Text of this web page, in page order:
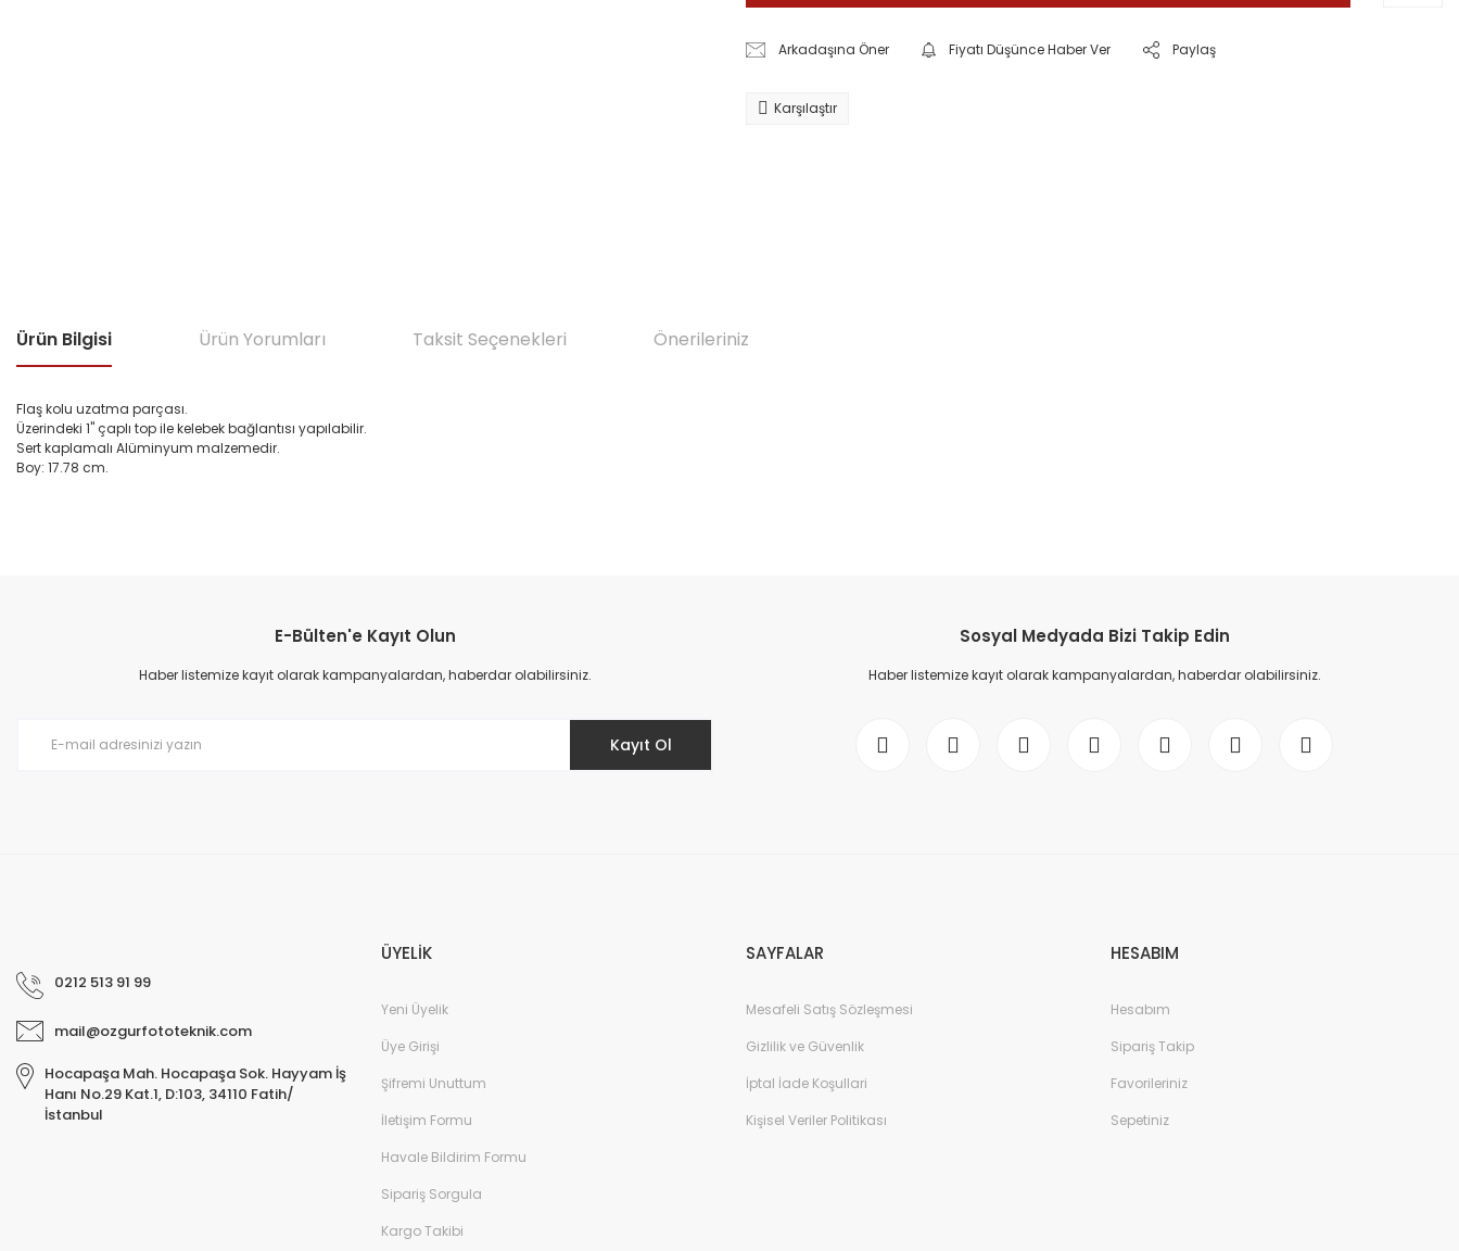
Arkadaşına Öner Fiyatı Düşünce Haber Ver Paylaş
Karşılaştır
Ürün Bilgisi Ürün Yorumları Taksit Seçenekleri Önerileriniz
Flaş kolu uzatma parçası.
Üzerindeki 1" çaplı top ile kelebek bağlantısı yapılabilir.
Sert kaplamalı Alüminyum malzemedir.
Boy: 17.78 cm.
Ürün resmi kalitesiz, bozuk veya görüntülenemiyor.
Ürün açıklamasında eksik bilgiler bulunuyor.
E-Bülten'e Kayıt Olun
Haber listemize kayıt olarak kampanyalardan, haberdar olabilirsiniz.
Kayıt Ol
Sosyal Medyada Bizi Takip Edin
Haber listemize kayıt olarak kampanyalardan, haberdar olabilirsiniz.
0212 513 91 99
mail@ozgurfototeknik.com
Hocapaşa Mah. Hocapaşa Sok. Hayyam İş
Hanı No.29 Kat.1, D:103, 34110 Fatih/
İstanbul
ÜYELİK
Yeni Üyelik
Üye Girişi
Şifremi Unuttum
İletişim Formu
Havale Bildirim Formu
Sipariş Sorgula
Kargo Takibi
SAYFALAR
Mesafeli Satış Sözleşmesi
Gizlilik ve Güvenlik
İptal İade Koşullari
Kişisel Veriler Politikası
HESABIM
Hesabım
Sipariş Takip
Favorileriniz
Sepetiniz